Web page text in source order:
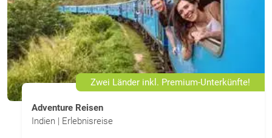
Zwei Länder inkl. Premium-Unterkünfte!
Adventure Reisen
Indien | Erlebnisreise